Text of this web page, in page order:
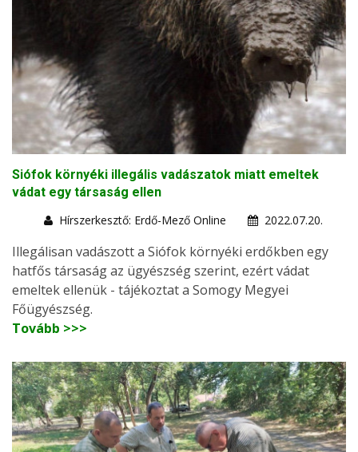
Siófok környéki illegális vadászatok miatt emeltek
vádat egy társaság ellen
Hírszerkesztő: Erdő-Mező Online
2022.07.20.
Illegálisan vadászott a Siófok környéki erdőkben egy
hatfős társaság az ügyészség szerint, ezért vádat
emeltek ellenük - tájékoztat a Somogy Megyei
Főügyészség.
Tovább >>>